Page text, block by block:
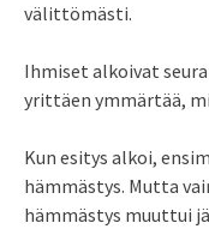
välittömästi.
Ihmiset alkoivat
yrittäen ymmärtää,
Kun esitys alkoi,
hämmästys. Mutta
hämmästys muuttui